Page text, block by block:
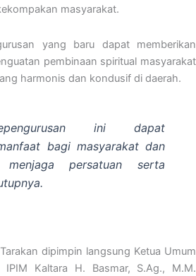
masyarakat.
yang baru dapat memberikan
pembinaan spiritual masyarakat
harmonis dan kondusif di daerah.
ini dapat
bagi masyarakat dan
menjaga persatuan serta
dipimpin langsung Ketua Umum
IPIM Kaltara H. Basmar, S.Ag., M.M.